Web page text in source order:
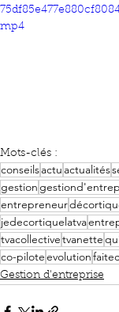
mp4
Mots-clés :
conseilsactu actualités
gestion
entrepreneur
jedecortiquelatva
tvacollectivetvanette
co-piloteevolution
Gestion d'entreprise